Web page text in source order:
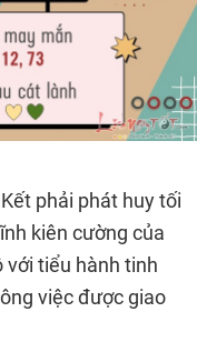
phải phát huy tối
kiên cường của
với tiểu hành tinh
việc được giao